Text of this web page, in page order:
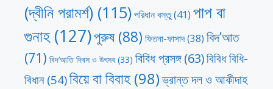
(দ্বীনি পরামর্শ) (115)পরিধান বস্তু(41) পাপ বা
গুনাহ(127)পুরুষ(88) ফিতনা-ফাসাদ(38) বিদ’আত
(71) বিদ’আতি দিবস ও উৎসব (33) বিবিধ প্রসঙ্গ(63)বিবিধ বিধি-
বিধান(54)বিয়ে বা বিবাহ (98)ভ্রান্ত দল ও আকীদাহ